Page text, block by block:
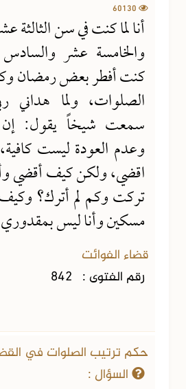
أنا لما كنت في سن الثالثة
والخامسة عشر
كنت أفطر بعض رمضان
الصلوات، ولما هداني
سمعت شيخاً يقول: إن
وعدم العودة ليست
اقضي، ولكن كيف أقضي
تركت وكم لم أترك؟
مسكين وأنا ليس
قضاء الفوائت
رقم الفتوى : 842
حكم ترتيب الصلوات في
السؤال :